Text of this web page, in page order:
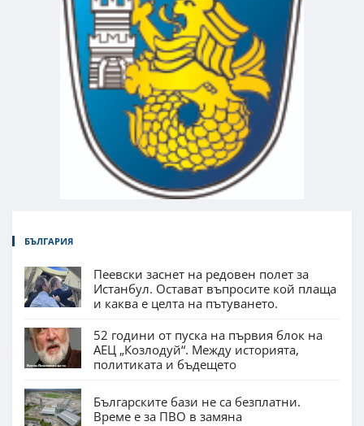
БЪЛГАРИЯ
Пеевски заснет на редовен полет за
Истанбул. Остават въпросите кой плаща
и каква е целта на пътуването.
52 години от пуска на първия блок на
АЕЦ „Козлодуй“. Между историята,
политиката и бъдещето
Българските бази не са безплатни.
Време е за ПВО в замяна